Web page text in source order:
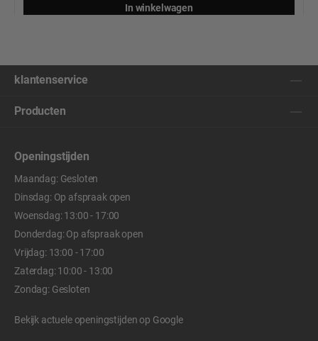
In winkelwagen
klantenservice
Producten
Openingstijden
Maandag: Gesloten
Dinsdag: Op afspraak open
Woensdag: 13:00 - 17:00
Donderdag: Op afspraak open
Vrijdag: 13:00 - 17:00
Zaterdag: 10:00 - 13:00
Zondag: Gesloten
Bekijk actuele openingstijden op Google